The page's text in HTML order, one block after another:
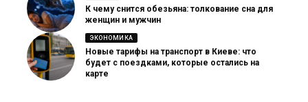
К чему снится обезьяна: толкование сна для
женщин и мужчин
ЭКОНОМИКА
Новые тарифы на транспорт в Киеве: что
будет с поездками, которые остались на
карте